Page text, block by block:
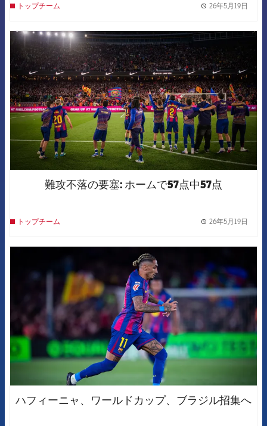
トップチーム 26年5月19日
FCB Barcelona badge
難攻不落の要塞: ホームで57点中57点
トップチーム 26年5月19日
FCB Barcelona badge
ハフィーニャ、ワールドカップ、ブラジル招集へ